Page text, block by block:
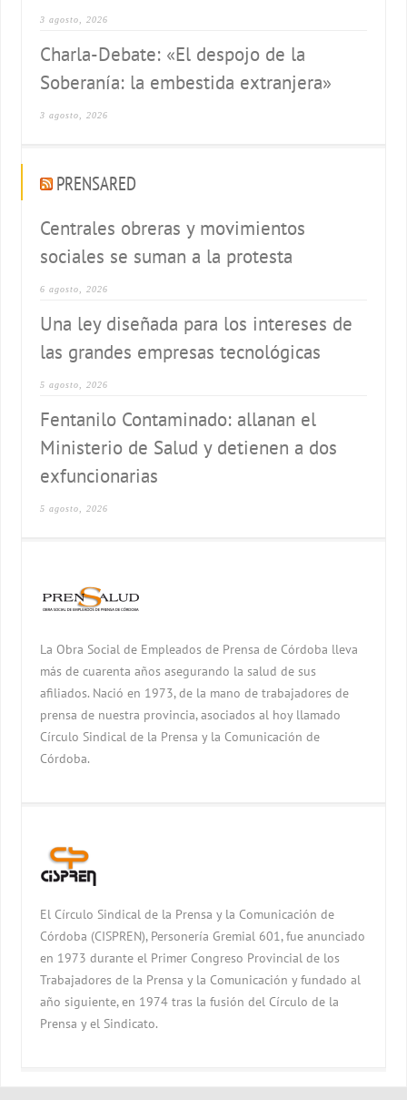
3 agosto, 2026
Charla-Debate: «El despojo de la
Soberanía: la embestida extranjera»
3 agosto, 2026
PRENSARED
Centrales obreras y movimientos
sociales se suman a la protesta
6 agosto, 2026
Una ley diseñada para los intereses de
las grandes empresas tecnológicas
5 agosto, 2026
Fentanilo Contaminado: allanan el
Ministerio de Salud y detienen a dos
exfuncionarias
5 agosto, 2026
La Obra Social de Empleados de Prensa de Córdoba lleva
más de cuarenta años asegurando la salud de sus
afiliados. Nació en 1973, de la mano de trabajadores de
prensa de nuestra provincia, asociados al hoy llamado
Círculo Sindical de la Prensa y la Comunicación de
Córdoba.
El Círculo Sindical de la Prensa y la Comunicación de
Córdoba (CISPREN), Personería Gremial 601, fue anunciado
en 1973 durante el Primer Congreso Provincial de los
Trabajadores de la Prensa y la Comunicación y fundado al
año siguiente, en 1974 tras la fusión del Círculo de la
Prensa y el Sindicato.